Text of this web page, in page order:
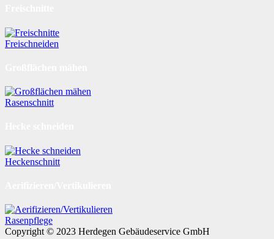
Freischneiden
Rasenschnitt
Heckenschnitt
Rasenpflege
Copyright © 2023 Herdegen Gebäudeservice GmbH